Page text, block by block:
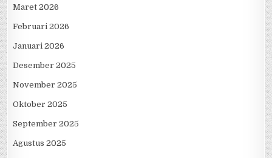
April 2026
Maret 2026
Februari 2026
Januari 2026
Desember 2025
November 2025
Oktober 2025
September 2025